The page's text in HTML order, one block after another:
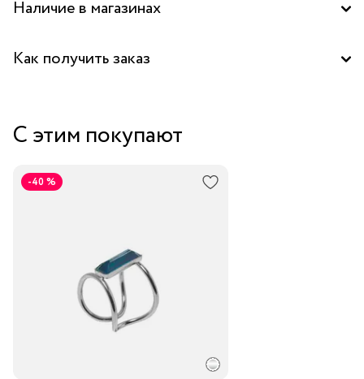
Наличие в магазинах
Центральный склад
Как получить заказ
Курьером за 1-2 дня
В пункт выдачи заказов Boxberry
Подробнее о сроках доставки
С этим покупают
-40 %